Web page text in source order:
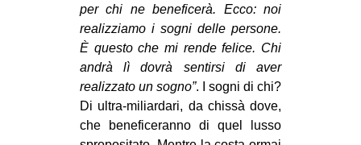
tw
bsky
ms
per chi ne beneficerà. Ecco: noi
realizziamo i sogni delle persone.
È questo che mi rende felice. Chi
andrà lì dovrà sentirsi di aver
realizzato un sogno”. I sogni di chi?
Di ultra-miliardari, da chissà dove,
che beneficeranno di quel lusso